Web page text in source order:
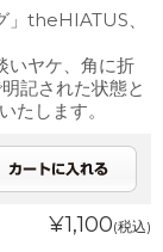
」theHIATUS、
いヤケ、角に折
記された状態と
たします。
¥1,100(税込)